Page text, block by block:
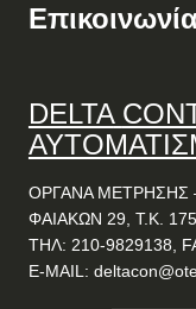
DELTA
ΟΡΓΑΝΑ ΜΕΤΡΗΣΗΣ
ΦΑΙΑΚΩΝ 29, Τ.Κ.
ΤΗΛ: 210-9829138,
E-MAIL: